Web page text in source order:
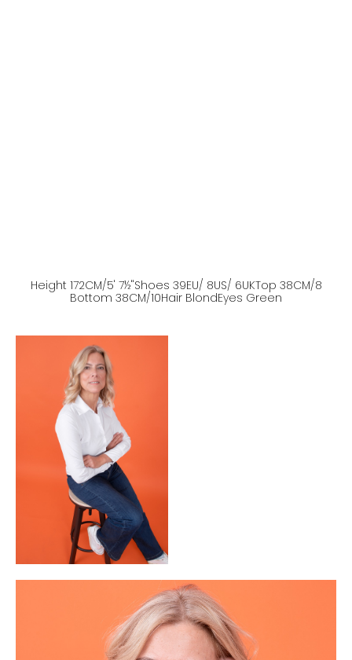
Height 172CM/5' 7½''Shoes 39EU/ 8US/ 6UKTop 38CM/8
Bottom 38CM/10Hair BlondEyes Green